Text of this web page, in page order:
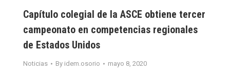
Capítulo colegial de la ASCE obtiene tercer
campeonato en competencias regionales
de Estados Unidos
Noticias By idem.osorio mayo 8, 2020